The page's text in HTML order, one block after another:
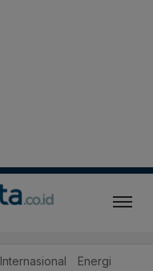
Internasional Energi